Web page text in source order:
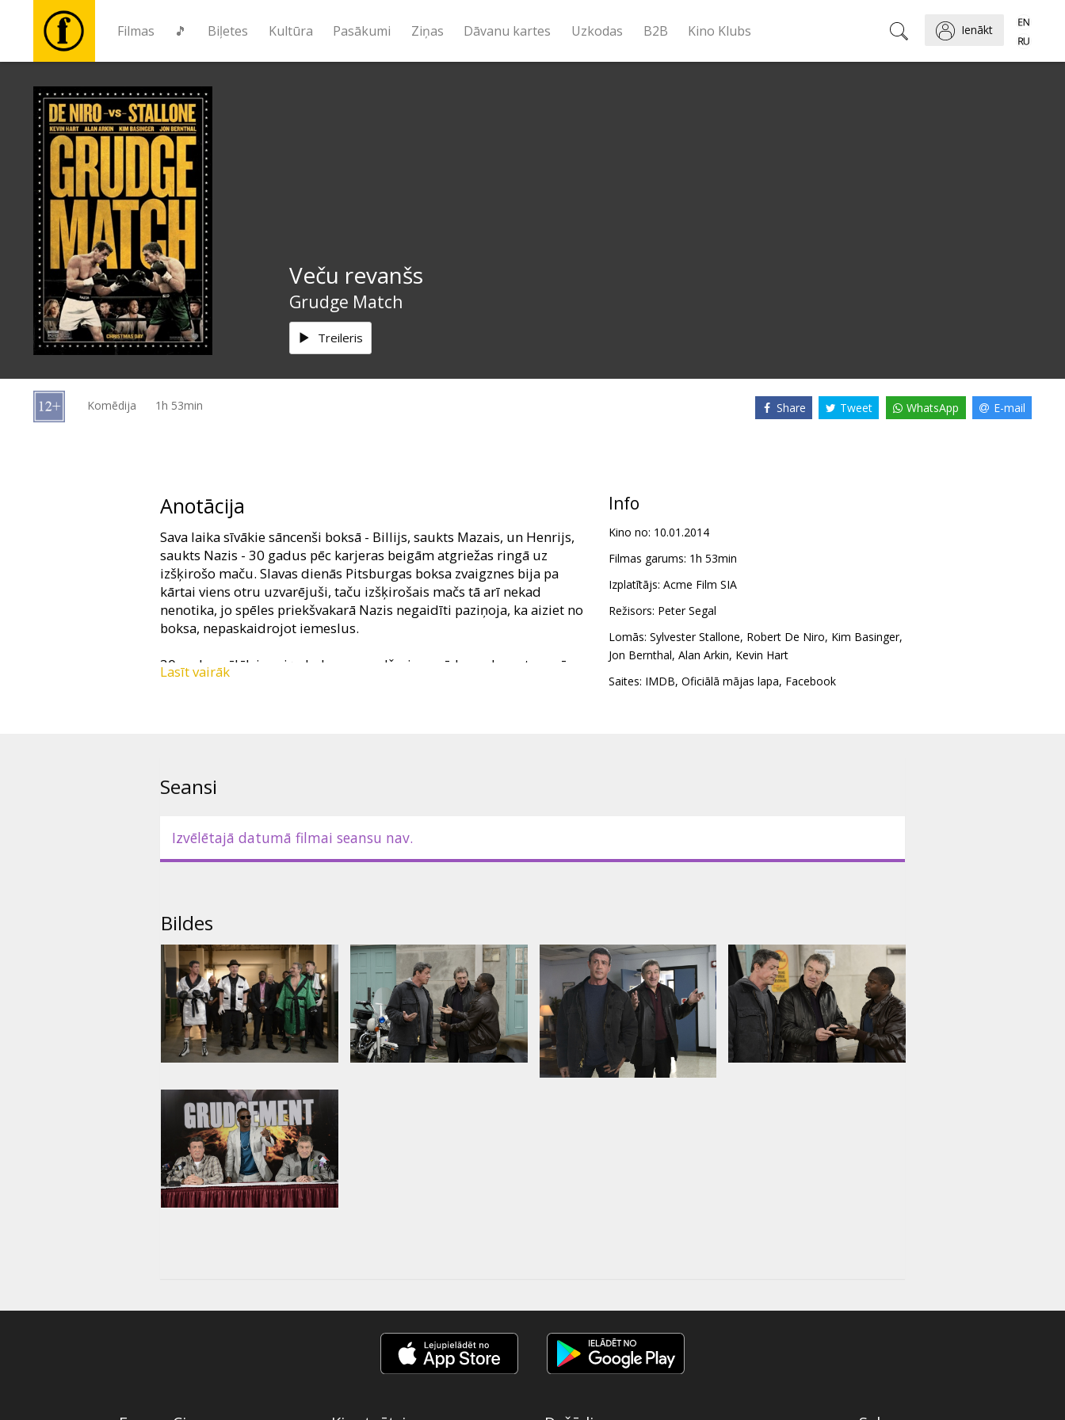
Filmas 🎵 Biļetes Kultūra Pasākumi Ziņas Dāvanu kartes Uzkodas B2B Kino Klubs Ienākt
Filmas
🎵
Biļetes
Kultūra
Pasākumi
Ziņas
kartes
Veču revanšs
Grudge Match
Treileris
Komēdija 1h 53min Share Tweet WhatsApp E-mail
Anotācija
Sava laika sīvākie sāncenši boksā - Billijs, saukts Mazais, un Henrijs,
saukts Nazis - 30 gadus pēc karjeras beigām atgriežas ringā uz
izšķirošo maču. Slavas dienās Pitsburgas boksa zvaigznes bija pa
kārtai viens otru uzvarējuši, taču izšķirošais mačs tā arī nekad
nenotika, jo spēles priekšvakarā Nazis negaidīti paziņoja, ka aiziet no
boksa, nepaskaidrojot iemeslus.
30 gadus vēlāk jauniņs boksa menedžeris, cerēdams, ka ar to varēs
nopelnīt, pierunā abus sāncenšus atgriezties ringā uz izšķirošo
Lasīt vairāk
Info
Kino no: 10.01.2014
Filmas garums: 1h 53min
Izplatītājs: Acme Film SIA
Režisors: Peter Segal
Lomās: Sylvester Stallone, Robert De Niro, Kim Basinger,
Jon Bernthal, Alan Arkin, Kevin Hart
Saites: IMDB, Oficiālā mājas lapa, Facebook
Seansi
Izvēlētajā datumā filmai seansu nav.
Bildes